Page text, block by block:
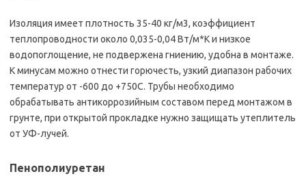
Изоляция имеет плотность 35-40 кг/м3, коэффициент
теплопроводности около 0,035-0,04 Вт/м*К и низкое
водопоглощение, не подвержена гниению, удобна в монтаже.
К минусам можно отнести горючесть, узкий диапазон рабочих
температур от -600 до +750С. Трубы необходимо
обрабатывать антикоррозийным составом перед монтажом в
грунте, при открытой прокладке нужно защищать утеплитель
от УФ-лучей.
Пенополиуретан